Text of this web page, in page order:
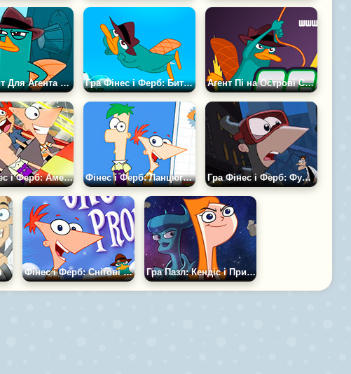
Гра Іспит Для Агента Перрі Гра Фінес і Ферб: Бити Перрі Агент Пі на Острові Скарбів
Гра Фінес і Ферб: Американські Гірки Фінес і Ферб: Ланцюгова Реакція Гра Фінес і Ферб: Фуфел-Зомбі
Фінес і Ферб: Снігові Проблеми Гра Пазл: Кендіс і Прибулець